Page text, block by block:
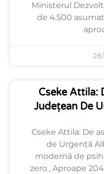
Ministerul
de 4.500
Cseke Attila:
Județean De
Cseke Attila: De
de Urgență
modernă de
zero , Aproape